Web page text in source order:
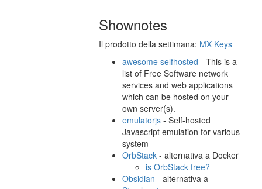
Shownotes
Il prodotto della settimana: MX Keys
awesome selfhosted - This is a
list of Free Software network
services and web applications
which can be hosted on your
own server(s).
emulatorjs - Self-hosted
Javascript emulation for various
system
OrbStack - alternativa a Docker
is OrbStack free?
Obsidian - alternativa a